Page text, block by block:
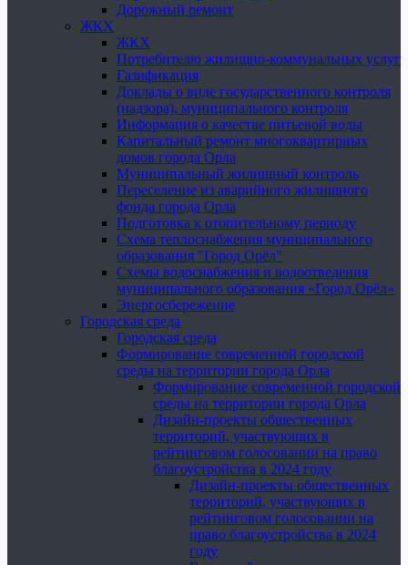
Дорожный ремонт
ЖКХ
ЖКХ
Потребителю жилищно-коммунальных услуг
Газификация
Доклады о виде государственного контроля
(надзора), муниципального контроля
Информация о качестве питьевой воды
Капитальный ремонт многоквартирных
домов города Орла
Муниципальный жилищный контроль
Переселение из аварийного жилищного
фонда города Орла
Подготовка к отопительному периоду
Схема теплоснабжения муниципального
образования "Город Орёл"
Схемы водоснабжения и водоотведения
муниципального образования «Город Орёл»
Энергосбережение
Городская среда
Городская среда
Формирование современной городской
среды на территории города Орла
Формирование современной городской
среды на территории города Орла
Дизайн-проекты общественных
территорий, участвующих в
рейтинговом голосовании на право
благоустройства в 2024 году
Дизайн-проекты общественных
территорий, участвующих в
рейтинговом голосовании на
право благоустройства в 2024
году